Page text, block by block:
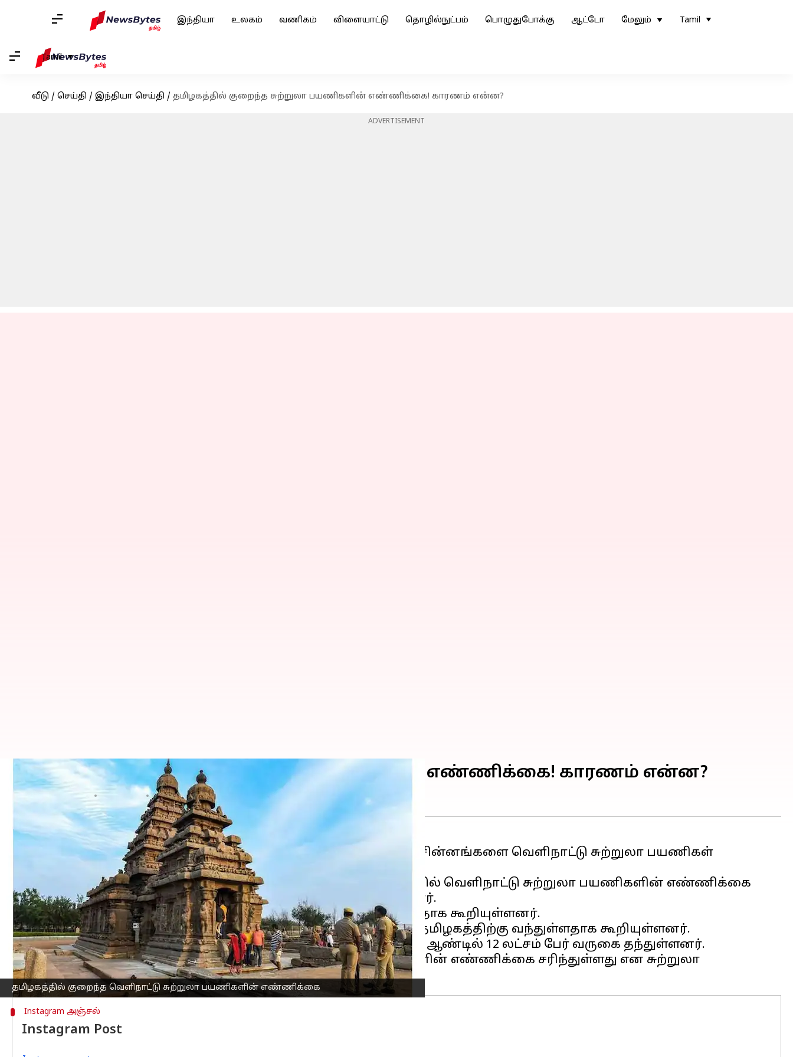
இந்தியா உலகம் வணிகம் விளையாட்டு தொழில்நுட்பம் பொழுதுபோக்கு ஆட்டோ மேலும் Tamil
Tamil
வீடு / செய்தி / இந்தியா செய்தி / தமிழகத்தில் குறைந்த சுற்றுலா பயணிகளின் எண்ணிக்கை! காரணம் என்ன?
ADVERTISEMENT
தமிழகத்தில் குறைந்த வெளிநாட்டு சுற்றுலா பயணிகளின் எண்ணிக்கை
தமிழகத்தில் குறைந்த சுற்றுலா பயணிகளின் எண்ணிக்கை! காரணம் என்ன?
Siranjeevi 01:13 pm
செய்தி முன்னோட்டம்
தமிழ்நாட்டில்எப்பொழுதுமே பழங்காலத்து இடங்கள், கோவில்கள், சின்னங்களை வெளிநாட்டு சுற்றுலா பயணிகள்
ஆர்வத்துடன் காண வருவார்கள்.
ணிக்கை! காரணம் என்ன? கொரோனா தொற்றுக்கு பின் தமிழகத்தில் வெளிநாட்டு சுற்றுலா பயணிகளின் எண்ணிக்கை
வெகுவாக குறைந்துள்ளதாக சுற்றுலா துறையினர்கள் கூறியுள்ளனர்.
ஆனால்,கொரோனாதொற்றுக்கு பின் எண்ணிக்கை குறைந்துள்ளதாக கூறியுள்ளனர்.
அதன்படி கடந்த 2022 ஆம் ஆண்டில் 4.07 லட்சம் பயணிகள் மட்டுமே தமிழகத்திற்கு வந்துள்ளதாக கூறியுள்ளனர்.
மேலும், 2019 ஆம் ஆண்டில் 68 லட்சம் பேர் வந்துள்ளனர். 2020-21 ஆம் ஆண்டில் 12 லட்சம் பேர் வருகை தந்துள்ளனர்.
இதனால் கடந்த ஆண்டில் மிகப்பெரிய அளவில் சுற்றுலா பயணிகளின் எண்ணிக்கை சரிந்துள்ளது என சுற்றுலா
Instagram அஞ்சல்
Instagram Post